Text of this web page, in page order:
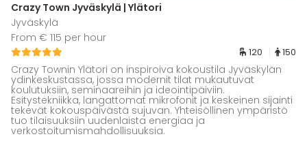
Crazy Town Jyväskylä | Ylätori
Jyväskylä
From € 115 per hour
120 150
Crazy Townin Ylätori on inspiroiva kokoustila Jyväskylän
ydinkeskustassa, jossa modernit tilat mukautuvat
koulutuksiin, seminaareihin ja ideointipäiviin.
Esitystekniikka, langattomat mikrofonit ja keskeinen sijainti
tekevät kokouspäivästä sujuvan. Yhteisöllinen ympäristö
tuo tilaisuuksiin uudenlaista energiaa ja
verkostoitumismahdollisuuksia.